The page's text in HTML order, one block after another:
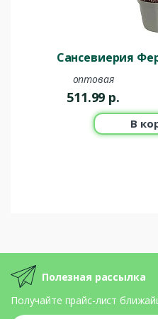
Сансевиерия
оптовая
511.99 р.
В
Полезная рассылка
Получайте прайс-лист